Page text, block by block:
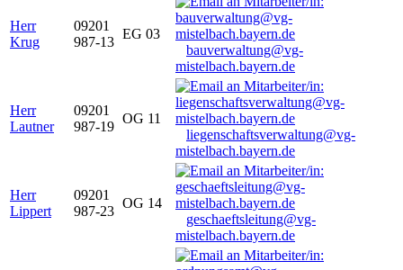
Herr
Krug
09201
987-13
EG 03
bauverwaltung@vg-
mistelbach.bayern.de
Herr
Lautner
09201
987-19
OG 11
liegenschaftsverwaltung@vg-
mistelbach.bayern.de
Herr
Lippert
09201
987-23
OG 14
geschaeftsleitung@vg-
mistelbach.bayern.de